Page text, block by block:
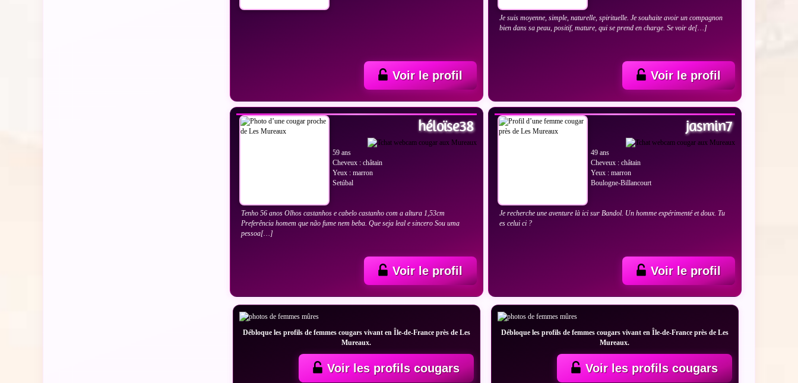
Voir le profil
Je suis moyenne, simple, naturelle, spirituelle. Je souhaite avoir un compagnon
bien dans sa peau, positif, mature, qui se prend en charge. Se voir de[…]
Voir le profil
héloïse38
59 ans
Cheveux : châtain
Yeux : marron
Setúbal
Tenho 56 anos Olhos castanhos e cabelo castanho com a altura 1,53cm
Preferência homem que não fume nem beba. Que seja leal e sincero Sou uma
pessoa[…]
Voir le profil
jasmin7
49 ans
Cheveux : châtain
Yeux : marron
Boulogne-Billancourt
Je recherche une aventure là ici sur Bandol. Un homme expérimenté et doux. Tu
es celui ci ?
Voir le profil
Débloque les profils de femmes cougars vivant en Île-de-France près de Les
Mureaux.
Voir les profils cougars
Débloque les profils de femmes cougars vivant en Île-de-France près de Les
Mureaux.
Voir les profils cougars